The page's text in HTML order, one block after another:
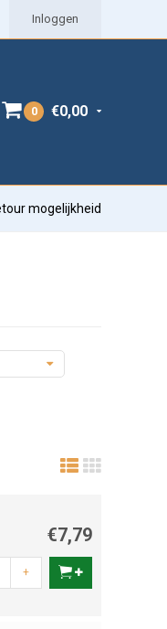
Inloggen
0 €0,00
mogelijkheid
€7,79
+